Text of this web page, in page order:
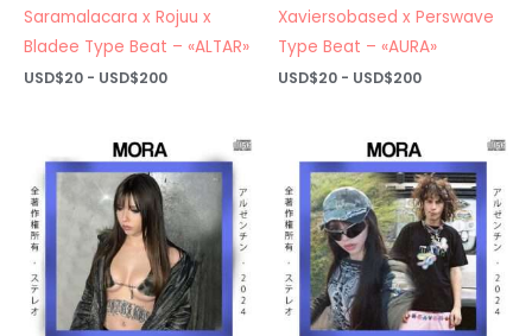
Saramalacara x Rojuu x
Bladee Type Beat – «ALTAR»
USD$20 - USD$200Rango
USD$20
hasta
USD$200
Xaviersobased x Perswave
Type Beat – «AURA»
USD$20 - USD$200Rango
USD$20
hasta
USD$200